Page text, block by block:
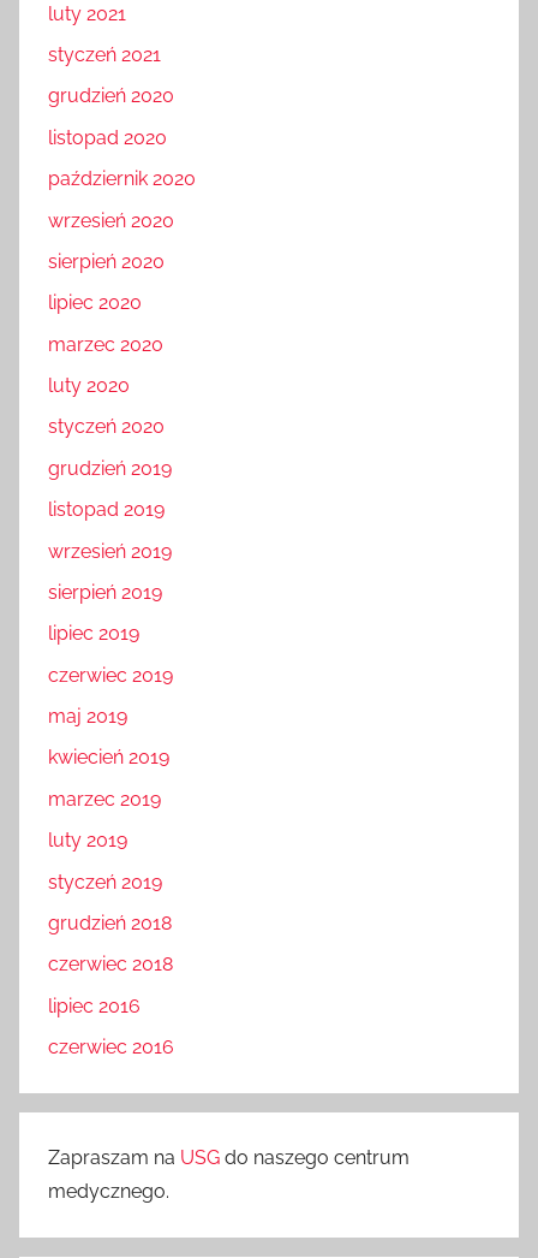
luty 2021
styczeń 2021
grudzień 2020
listopad 2020
październik 2020
wrzesień 2020
sierpień 2020
lipiec 2020
marzec 2020
luty 2020
styczeń 2020
grudzień 2019
listopad 2019
wrzesień 2019
sierpień 2019
lipiec 2019
czerwiec 2019
maj 2019
kwiecień 2019
marzec 2019
luty 2019
styczeń 2019
grudzień 2018
czerwiec 2018
lipiec 2016
czerwiec 2016
Zapraszam na USG do naszego centrum
medycznego.